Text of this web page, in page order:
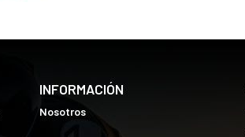
INFORMACIÓN
Nosotros